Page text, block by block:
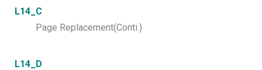
L14_C
Page Replacement(Conti.)
L14_D